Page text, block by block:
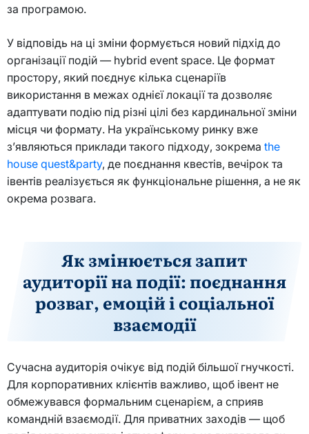
за програмою.
У відповідь на ці зміни формується новий підхід до
організації подій — hybrid event space. Це формат
простору, який поєднує кілька сценаріїв
використання в межах однієї локації та дозволяє
адаптувати подію під різні цілі без кардинальної зміни
місця чи формату. На українському ринку вже
з’являються приклади такого підходу, зокрема the
house quest&party, де поєднання квестів, вечірок та
івентів реалізується як функціональне рішення, а не як
окрема розвага.
Як змінюється запит
аудиторії на події: поєднання
розваг, емоцій і соціальної
взаємодії
Сучасна аудиторія очікує від подій більшої гнучкості.
Для корпоративних клієнтів важливо, щоб івент не
обмежувався формальним сценарієм, а сприяв
командній взаємодії. Для приватних заходів — щоб